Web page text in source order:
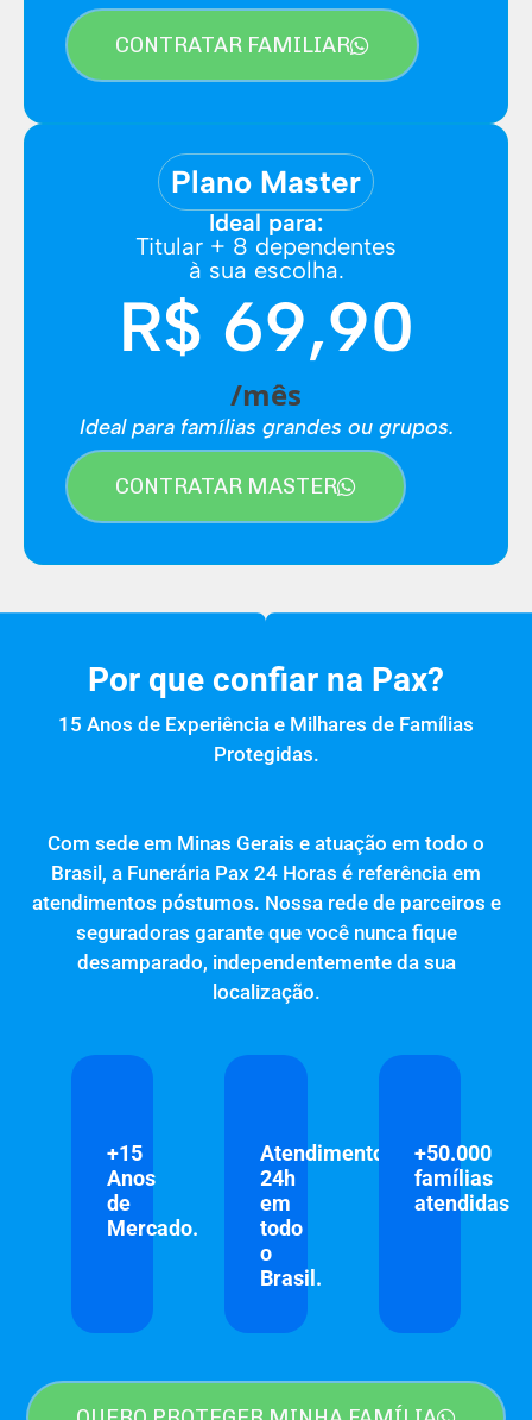
CONTRATAR FAMILIAR
Plano Master
Ideal para:
Titular + 8 dependentes
à sua escolha.
R$ 69,90
/mês
Ideal para famílias grandes ou grupos.
CONTRATAR MASTER
Por que confiar na Pax?
15 Anos de Experiência e Milhares de Famílias
Protegidas.
Com sede em Minas Gerais e atuação em todo o
Brasil, a Funerária Pax 24 Horas é referência em
atendimentos póstumos. Nossa rede de parceiros e
seguradoras garante que você nunca fique
desamparado, independentemente da sua
localização.
+15
Anos
de
Mercado.
Atendimento
24h
em
todo
o
Brasil.
+50.000
famílias
atendidas